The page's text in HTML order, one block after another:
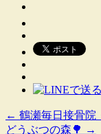
← 鶴瀬毎日接骨院
どうぶつの森🌳 →